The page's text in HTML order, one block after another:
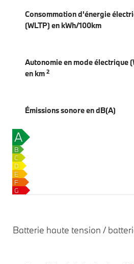
Consommation d'énergie
(WLTP) en kWh/100km
Autonomie en mode électrique
en km 2
Émissions sonore en dB(A)
A0
g
CO₂/km
B
C
D
E
F
G
Batterie haute tension /